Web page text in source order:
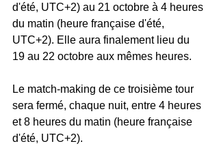
d'été, UTC+2) au 21 octobre à 4 heures
du matin (heure française d'été,
UTC+2). Elle aura finalement lieu du
19 au 22 octobre aux mêmes heures.
Le match-making de ce troisième tour
sera fermé, chaque nuit, entre 4 heures
et 8 heures du matin (heure française
d'été, UTC+2).